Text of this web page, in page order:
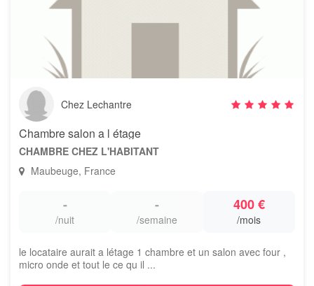
Chez Lechantre
Chambre salon a l étage
CHAMBRE CHEZ L'HABITANT
Maubeuge, France
-
/nuit
-
/semaine
400 €
/mois
le locataire aurait a létage 1 chambre et un salon avec four ,
micro onde et tout le ce qu il ...